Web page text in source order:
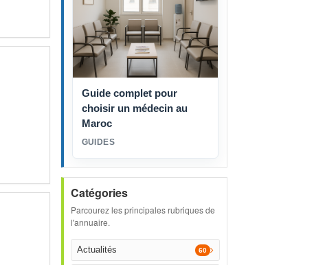
Guide complet pour
choisir un médecin au
Maroc
GUIDES
Catégories
Parcourez les principales rubriques de
l'annuaire.
Actualités 60